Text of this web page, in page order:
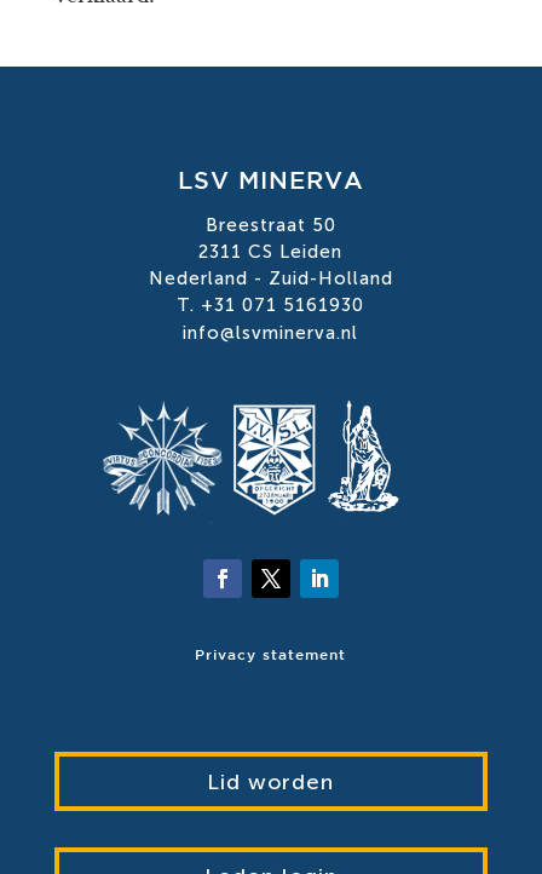
LSV MINERVA
Breestraat 50
2311 CS Leiden
Nederland - Zuid-Holland
T. +31 071 5161930
info@lsvminerva.nl
Privacy statement
Lid worden